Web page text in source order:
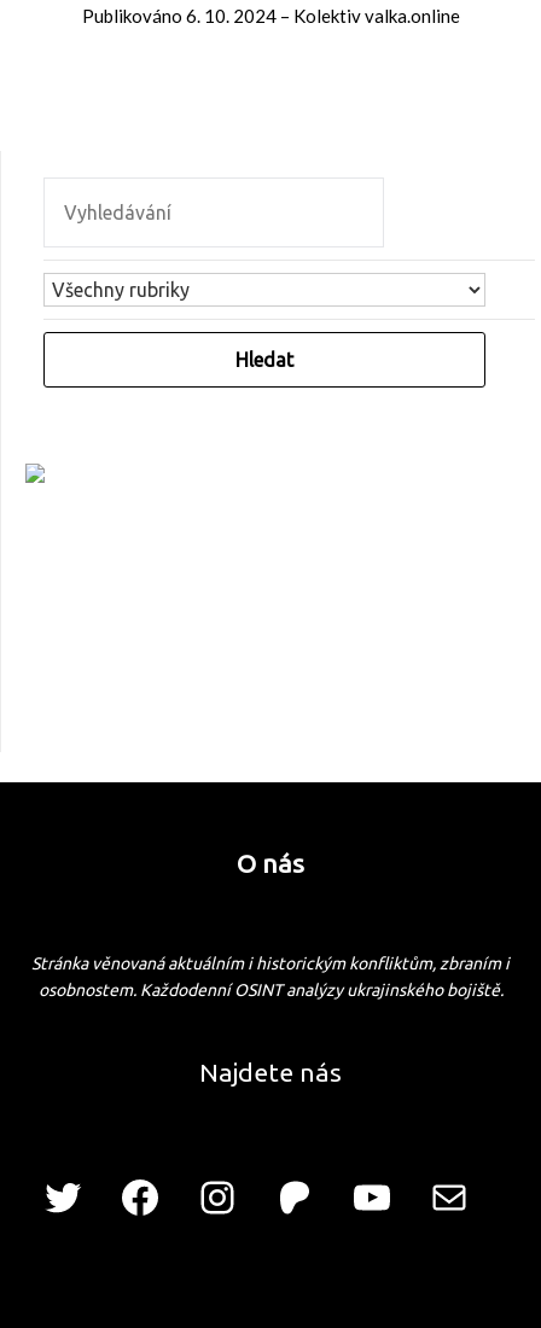
Publikováno 6. 10. 2024– Kolektiv valka.online
O nás
Stránka věnovaná aktuálním i historickým konfliktům, zbraním i
osobnostem. Každodenní OSINT analýzy ukrajinského bojiště.
Najdete nás